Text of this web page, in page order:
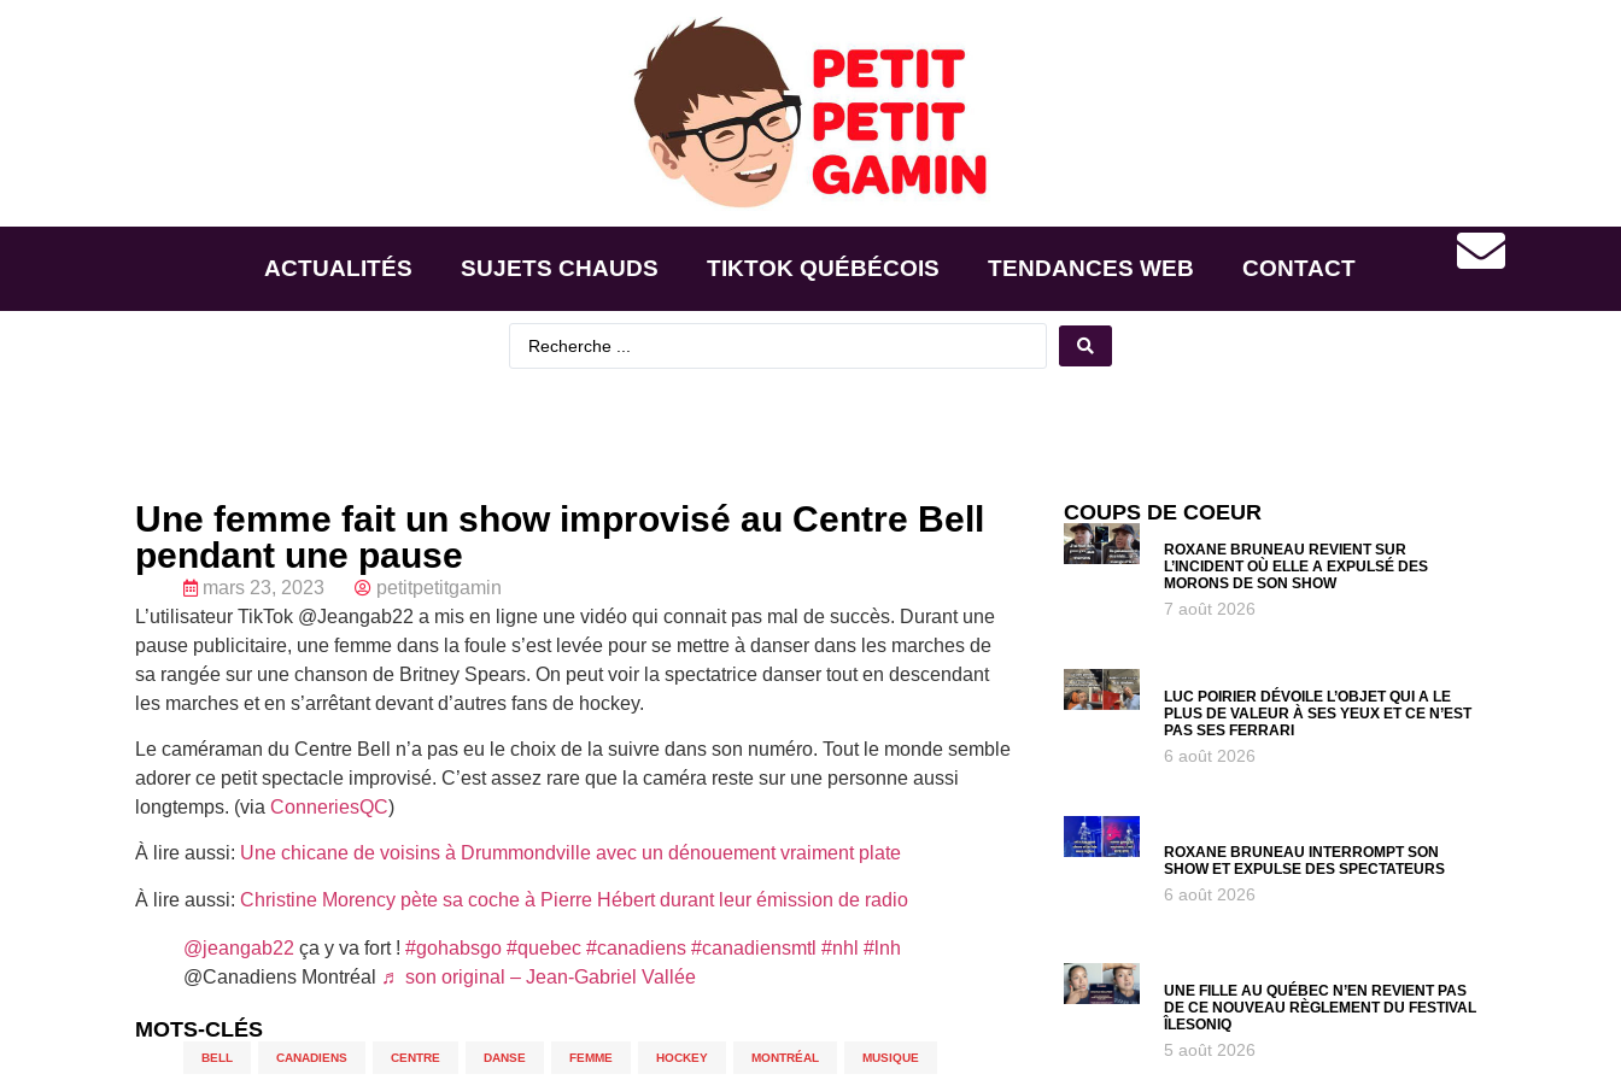
ACTUALITÉS SUJETS CHAUDS TIKTOK QUÉBÉCOIS TENDANCES WEB CONTACT
Une femme fait un show improvisé au Centre Bell
pendant une pause
mars 23, 2023
petitpetitgamin
L’utilisateur TikTok @Jeangab22 a mis en ligne une vidéo qui connait pas mal de succès. Durant une
pause publicitaire, une femme dans la foule s’est levée pour se mettre à danser dans les marches de
sa rangée sur une chanson de Britney Spears. On peut voir la spectatrice danser tout en descendant
les marches et en s’arrêtant devant d’autres fans de hockey.
Le caméraman du Centre Bell n’a pas eu le choix de la suivre dans son numéro. Tout le monde semble
adorer ce petit spectacle improvisé. C’est assez rare que la caméra reste sur une personne aussi
longtemps. (via ConneriesQC)
À lire aussi: Une chicane de voisins à Drummondville avec un dénouement vraiment plate
À lire aussi: Christine Morency pète sa coche à Pierre Hébert durant leur émission de radio
@jeangab22 ça y va fort ! #gohabsgo #quebec #canadiens #canadiensmtl #nhl #lnh
@Canadiens Montréal
♬ son original – Jean-Gabriel Vallée
MOTS-CLÉS
BELL CANADIENS CENTRE DANSE FEMME HOCKEY MONTRÉAL MUSIQUE
COUPS DE COEUR
ROXANE BRUNEAU REVIENT SUR
L’INCIDENT OÙ ELLE A EXPULSÉ DES
MORONS DE SON SHOW
7 août 2026
LUC POIRIER DÉVOILE L’OBJET QUI A LE
PLUS DE VALEUR À SES YEUX ET CE N’EST
PAS SES FERRARI
6 août 2026
ROXANE BRUNEAU INTERROMPT SON
SHOW ET EXPULSE DES SPECTATEURS
6 août 2026
UNE FILLE AU QUÉBEC N’EN REVIENT PAS
DE CE NOUVEAU RÈGLEMENT DU FESTIVAL
ÎLESONIQ
5 août 2026